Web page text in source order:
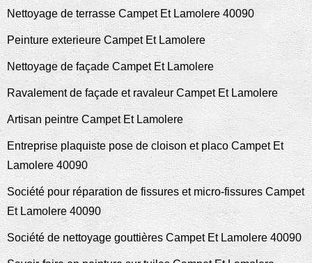
Nettoyage de terrasse Campet Et Lamolere 40090
Peinture exterieure Campet Et Lamolere
Nettoyage de façade Campet Et Lamolere
Ravalement de façade et ravaleur Campet Et Lamolere
Artisan peintre Campet Et Lamolere
Entreprise plaquiste pose de cloison et placo Campet Et
Lamolere 40090
Société pour réparation de fissures et micro-fissures Campet
Et Lamolere 40090
Société de nettoyage gouttières Campet Et Lamolere 40090